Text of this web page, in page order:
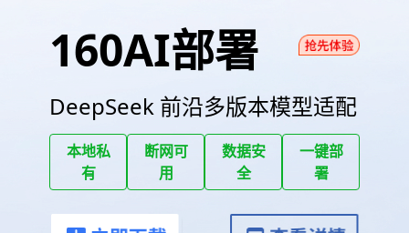
160AI部署
大师
DeepSeek 前沿多版本模型适配
本地私
有
断网可
用
数据安
全
一键部
署